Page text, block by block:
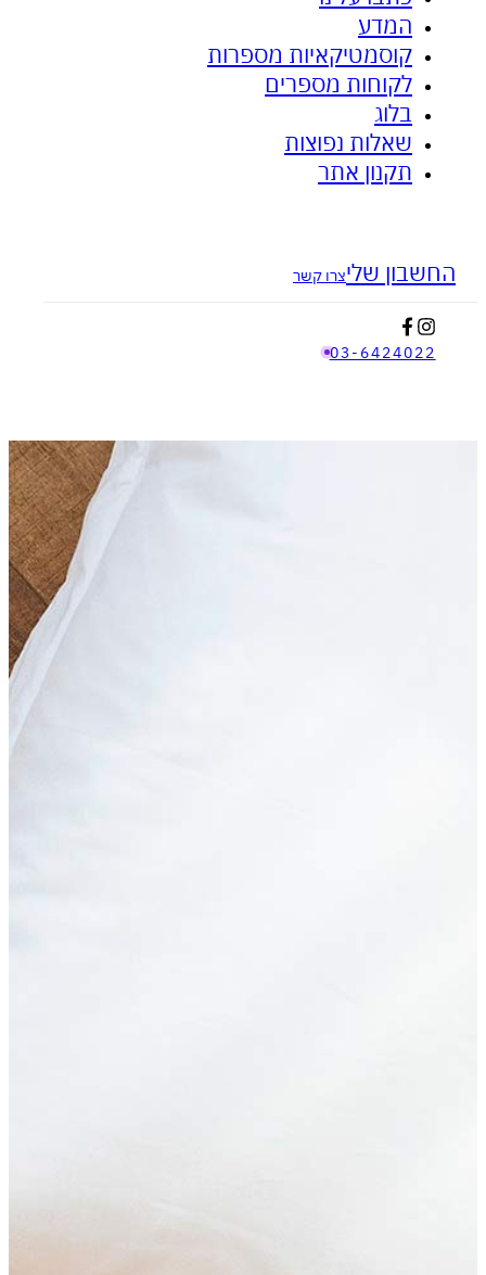
ציפית האבץ - לאקנה ובעיות עור
המדע
קוסמטיקאיות מספרות
לקוחות מספרים
שאלות נפוצות
תקנון אתר
שליצרו קשר
03-